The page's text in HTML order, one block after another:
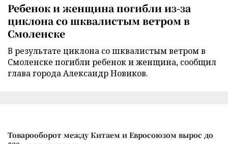
Ребенок и женщина погибли из-за
циклона со шквалистым ветром в
Смоленске
В результате циклона со шквалистым ветром в
Смоленске погибли ребенок и женщина, сообщил
глава города Александр Новиков.
Товарооборот между Китаем и Евросоюзом вырос до